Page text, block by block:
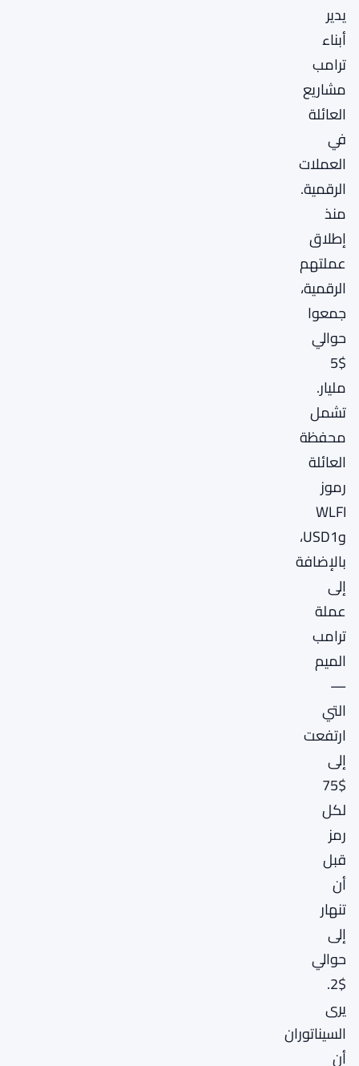
يدير
أبناء
ترامب
مشاريع
العائلة
في
العملات
الرقمية.
منذ
إطلاق
عملتهم
الرقمية،
جمعوا
حوالي
$5
مليار.
تشمل
محفظة
العائلة
رموز
WLFI
وUSD1،
بالإضافة
إلى
عملة
ترامب
الميم
—
التي
ارتفعت
إلى
$75
لكل
رمز
قبل
أن
تنهار
إلى
حوالي
$2.
يرى
السيناتوران
أن